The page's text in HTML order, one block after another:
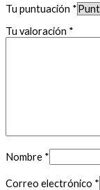
Tu puntuación *
Tu valoración *
Nombre *
Correo electrónico *